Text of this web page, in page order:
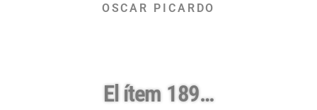
OSCAR PICARDO
El ítem 189…